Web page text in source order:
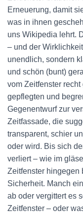
Erneuerung, damit
was in ihnen
uns Wikipedia lehrt.
– und der
unendlich, sondern
und schön (bunt)
vom Zeitfenster
gepflegten und
Gegenentwurf zur
Zeitfassade, die
transparent, schier
oder wird. Bis sich
verliert – wie im
Zeitfenster hingegen
Sicherheit. Manch
ab oder vergittert es
Zeitfenster – oder